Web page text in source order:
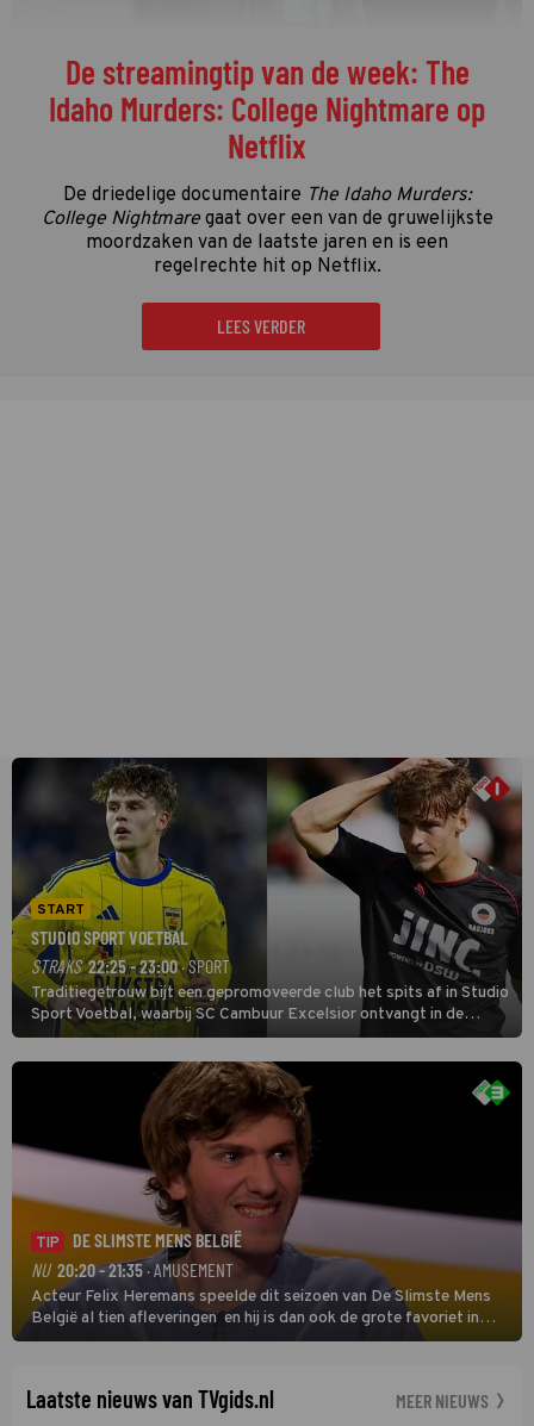
De streamingtip van de week: The
Idaho Murders: College Nightmare op
Netflix
De driedelige documentaire The Idaho Murders:
College Nightmaregaat over een van de gruwelijkste
moordzaken van de laatste jaren en is een
regelrechte hit op Netflix.
LEES VERDER
START
STUDIO SPORT VOETBAL
STRAKS 22:25 - 23:00· SPORT
Traditiegetrouw bijt een gepromoveerde club het spits af in Studio
Sport Voetbal, waarbij SC Cambuur Excelsior ontvangt in de
eerste wedstrijd van het nieuwe Eredivisieseizoen. De nieuwe
oefenmeester is Johan Plat en hij wil aanvallend voetballen.
TIP
DE SLIMSTE MENS BELGIË
NU 20:20 - 21:35· AMUSEMENT
Acteur Felix Heremans speelde dit seizoen van De Slimste Mens
België al tien afleveringen en hij is dan ook de grote favoriet in
deze seizoensfinale. En er is Nederlandse inbreng, want komiek
Laatste nieuws van TVgids.nl MEER NIEUWS